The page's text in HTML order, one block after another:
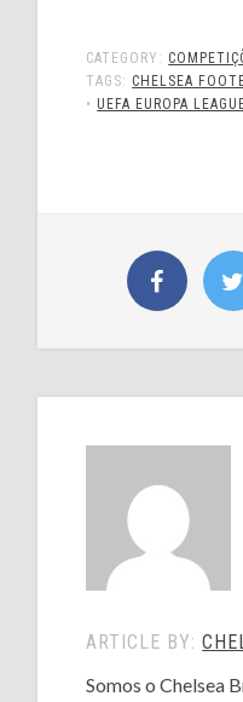
CATEGORY:
TAGS: CHELSEA
• UEFA EUROPA
ARTICLE BY:
Somos o Chelsea